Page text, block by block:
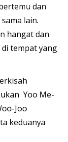
dan
lain.
hangat dan
tempat yang
Yoo Me-
Joo
keduanya